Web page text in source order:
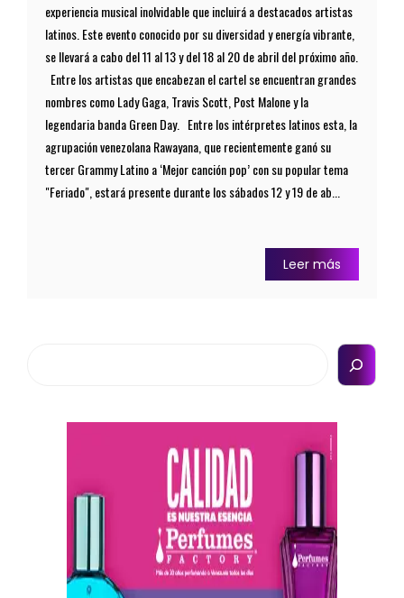
experiencia musical inolvidable que incluirá a destacados artistas
latinos. Este evento conocido por su diversidad y energía vibrante,
se llevará a cabo del 11 al 13 y del 18 al 20 de abril del próximo año.
Entre los artistas que encabezan el cartel se encuentran grandes
nombres como Lady Gaga, Travis Scott, Post Malone y la
legendaria banda Green Day. Entre los intérpretes latinos esta, la
agrupación venezolana Rawayana, que recientemente ganó su
tercer Grammy Latino a ‘Mejor canción pop’ con su popular tema
"Feriado", estará presente durante los sábados 12 y 19 de ab...
Leer más